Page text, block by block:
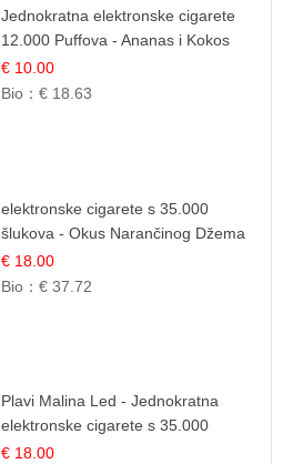
Jednokratna elektronske cigarete
12.000 Puffova - Ananas i Kokos
Sladoled | Tropski Desert
€ 10.00
Bio：€ 18.63
elektronske cigarete s 35.000
šlukova - Okus Narančinog Džema
| Dugotrajno Iskustvo
€ 18.00
Bio：€ 37.72
Plavi Malina Led - Jednokratna
elektronske cigarete s 35.000
šlukova | IBVape
€ 18.00